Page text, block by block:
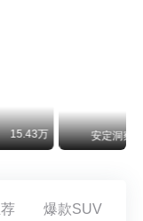
15.43万 安定洞察
爆款SUV